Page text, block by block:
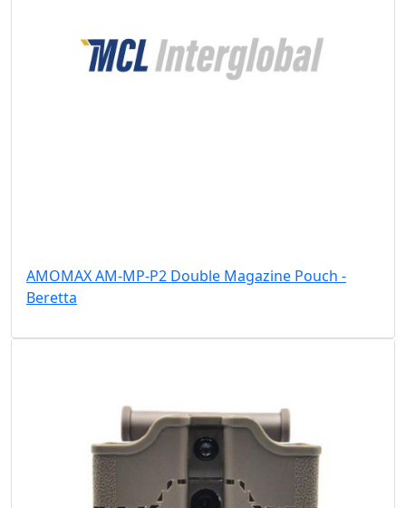
AMOMAX AM-MP-P2 Double Magazine Pouch -
Beretta